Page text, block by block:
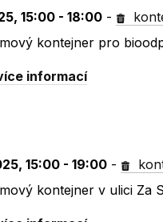
15:00 - 18:00 -
kontejner pro
informací
15:00 - 19:00 -
kontejner v ulici Za